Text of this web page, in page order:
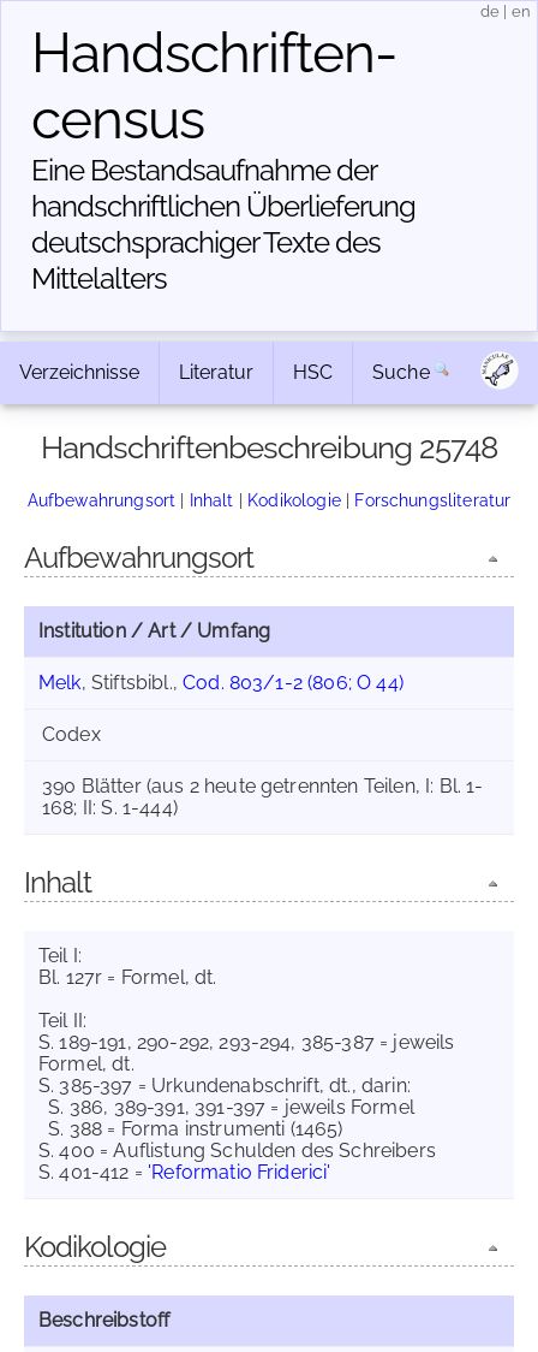
Handschriften­
census
Eine Bestandsaufnahme der
handschriftlichen Über­lieferung
deutschsprachiger Texte des
Mittelalters
de en
Verzeichnisse Literatur HSC Suche
Handschriftenbeschreibung 25748
Aufbewahrungsort | Inhalt | Kodikologie| Forschungsliteratur
Aufbewahrungsort
Institution / Art / Umfang
Melk, Stiftsbibl.,Cod. 803/1-2 (806; O 44)
Codex
390 Blätter (aus 2 heute getrennten Teilen, I: Bl. 1-
168; II: S. 1-444)
Inhalt
Teil I:
Bl. 127r = Formel, dt.
Teil II:
S. 189-191, 290-292, 293-294, 385-387 = jeweils
Formel, dt.
S. 385-397 = Urkundenabschrift, dt., darin:
S. 386, 389-391, 391-397 = jeweils Formel
S. 388 = Forma instrumenti (1465)
S. 400 = Auflistung Schulden des Schreibers
S. 401-412 = 'Reformatio Friderici'
Kodikologie
Beschreibstoff